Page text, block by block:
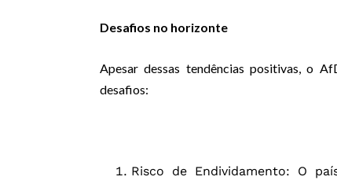
Desafios no horizonte
Apesar dessas tendências positivas, o
desafios:
Risco de Endividamento: O